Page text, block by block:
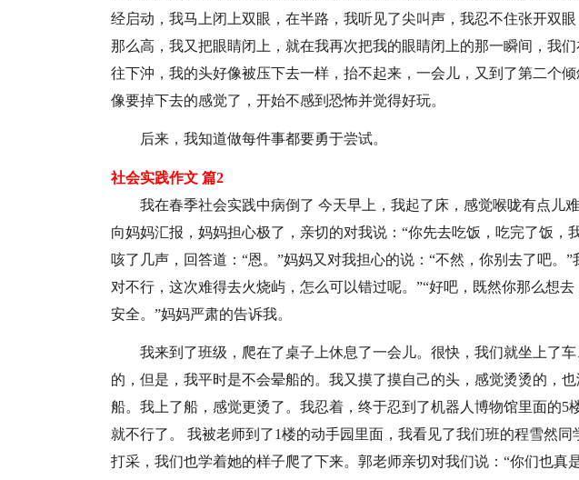
经启动，我马上闭上双眼，在半路，我听见了尖叫声，我忍不住张开双
那么高，我又把眼睛闭上，就在我再次把我的眼睛闭上的那一瞬间，我
往下沖，我的头好像被压下去一样，抬不起来，一会儿，又到了第二个
像要掉下去的感觉了，开始不感到恐怖并觉得好玩。
后来，我知道做每件事都要勇于尝试。
社会实践作文 篇2
我在春季社会实践中病倒了 今天早上，我起了床，感觉喉咙有点儿
向妈妈汇报，妈妈担心极了，亲切的对我说：“你先去吃饭，吃完了饭，
咳了几声，回答道：“恩。”妈妈又对我担心的说：“不然，你别去了吧。
对不行，这次难得去火烧屿，怎么可以错过呢。”“好吧，既然你那么想
安全。”妈妈严肃的告诉我。
我来到了班级，爬在了桌子上休息了一会儿。很快，我们就坐上了
的，但是，我平时是不会晕船的。我又摸了摸自己的头，感觉烫烫的，
船。我上了船，感觉更烫了。我忍着，终于忍到了机器人博物馆里面的5
就不行了。 我被老师到了1楼的动手园里面，我看见了我们班的程雪然
打采，我们也学着她的样子爬了下来。郭老师亲切对我们说：“你们也真